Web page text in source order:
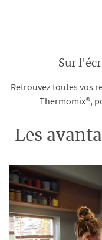
Sur
Retrouvez toutes vos
Thermomix®,
Les